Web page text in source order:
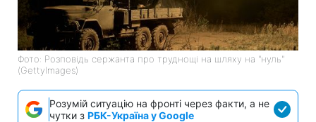
Фото: Розповідь сержанта про труднощі на шляху на "нуль"
(GettyImages)
Розумій ситуацію на фронті через факти, а не
чутки з РБК-Україна у Google